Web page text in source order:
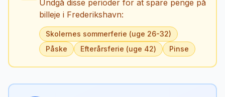
Undgå disse perioder for at spare penge på
billeje i Frederikshavn:
Skolernes sommerferie (uge 26-32)
Påske
Efterårsferie (uge 42) Pinse